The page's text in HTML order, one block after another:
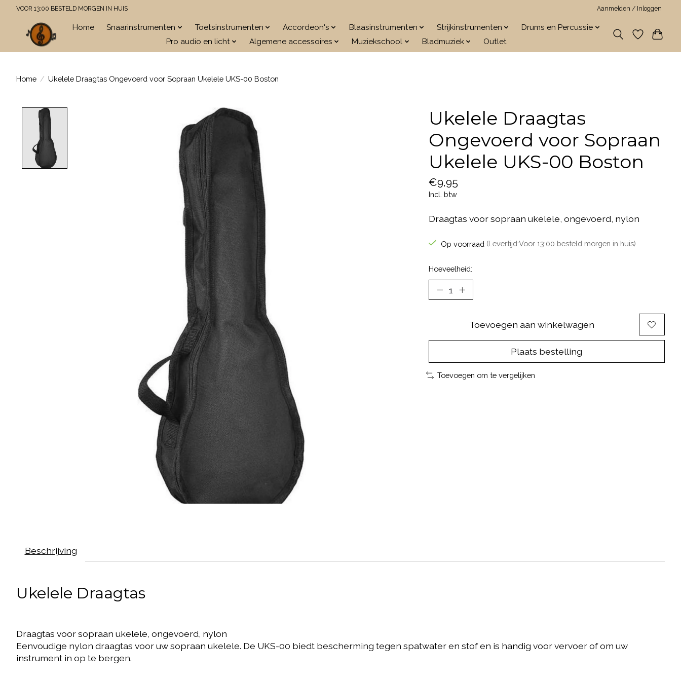
VOOR 13:00 BESTELD MORGEN IN HUIS Aanmelden / Inloggen
Home Snaarinstrumenten Toetsinstrumenten Accordeon's Blaasinstrumenten Strijkinstrumenten
Drums en Percussie
Pro audio en licht
Algemene accessoires Muziekschool Bladmuziek Outlet
Home / Ukelele Draagtas Ongevoerd voor Sopraan Ukelele UKS-00 Boston
Ukelele Draagtas
Ongevoerd voor Sopraan
Ukelele UKS-00 Boston
€9,95
Incl. btw
Draagtas voor sopraan ukelele, ongevoerd, nylon
Op voorraad (Levertijd:Voor 13:00 besteld morgen in huis)
Hoeveelheid:
Toevoegen aan winkelwagen
Plaats bestelling
Toevoegen om te vergelijken
Beschrijving
Ukelele Draagtas
Draagtas voor sopraan ukelele, ongevoerd, nylon
Eenvoudige nylon draagtas voor uw sopraan ukelele. De UKS-00 biedt bescherming tegen spatwater en stof en is handig voor vervoer of om uw
instrument in op te bergen.